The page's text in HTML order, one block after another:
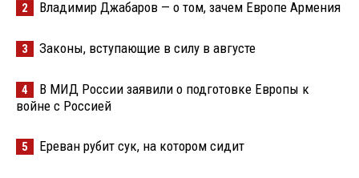
2 Владимир Джабаров — о том, зачем Европе Армения
3 Законы, вступающие в силу в августе
4
В МИД России заявили о подготовке Европы к
войне с Россией
5 Ереван рубит сук, на котором сидит